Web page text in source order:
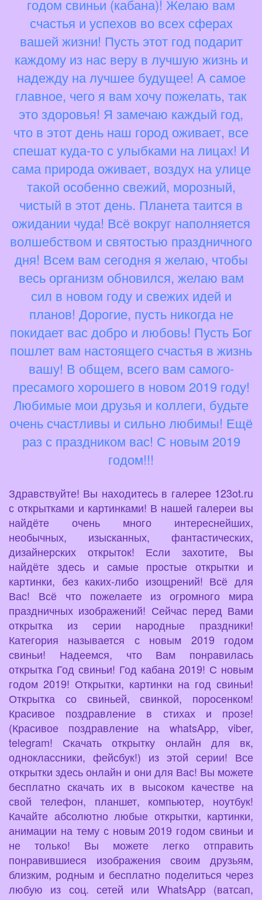
годом свиньи (кабана)! Желаю вам
счастья и успехов во всех сферах
вашей жизни! Пусть этот год подарит
каждому из нас веру в лучшую жизнь и
надежду на лучшее будущее! А самое
главное, чего я вам хочу пожелать, так
это здоровья! Я замечаю каждый год,
что в этот день наш город оживает, все
спешат куда-то с улыбками на лицах! И
сама природа оживает, воздух на улице
такой особенно свежий, морозный,
чистый в этот день. Планета таится в
ожидании чуда! Всё вокруг наполняется
волшебством и святостью праздничного
дня! Всем вам сегодня я желаю, чтобы
весь организм обновился, желаю вам
сил в новом году и свежих идей и
планов! Дорогие, пусть никогда не
покидает вас добро и любовь! Пусть Бог
пошлет вам настоящего счастья в жизнь
вашу! В общем, всего вам самого-
пресамого хорошего в новом 2019 году!
Любимые мои друзья и коллеги, будьте
очень счастливы и сильно любимы! Ещё
раз с праздником вас! С новым 2019
годом!!!
Здравствуйте! Вы находитесь в галерее 123ot.ru
с открытками и картинками! В нашей галереи вы
найдёте очень много интереснейших,
необычных, изысканных, фантастических,
дизайнерских открыток! Если захотите, Вы
найдёте здесь и самые простые открытки и
картинки, без каких-либо изощрений! Всё для
Вас! Всё что пожелаете из огромного мира
праздничных изображений! Сейчас перед Вами
открытка из серии народные праздники!
Категория называется с новым 2019 годом
свиньи! Надеемся, что Вам понравилась
открытка Год свиньи! Год кабана 2019! С новым
годом 2019! Открытки, картинки на год свиньи!
Открытка со свиньей, свинкой, поросенком!
Красивое поздравление в стихах и прозе!
(Красивое поздравление на whatsApp, viber,
telegram! Скачать открытку онлайн для вк,
одноклассники, фейсбук!) из этой серии! Все
открытки здесь онлайн и они для Вас! Вы можете
бесплатно скачать их в высоком качестве на
свой телефон, планшет, компьютер, ноутбук!
Качайте абсолютно любые открытки, картинки,
анимации на тему с новым 2019 годом свиньи и
не только! Вы можете легко отправить
понравившиеся изображения своим друзьям,
близким, родным и бесплатно поделиться через
любую из соц. сетей или WhatsApp (ватсап,